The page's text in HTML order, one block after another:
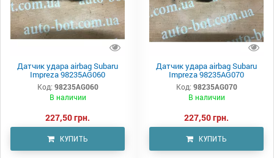
Датчик удара airbag Subaru
Impreza 98235AG060
Код: 98235AG060
В наличии
227,50 грн.
КУПИТЬ
Датчик удара airbag Subaru
Impreza 98235AG070
Код: 98235AG070
В наличии
227,50 грн.
КУПИТЬ